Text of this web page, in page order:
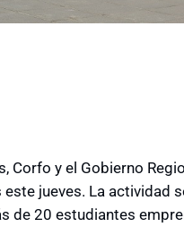
Corfo y el Gobierno
jueves. La actividad
de 20 estudiantes